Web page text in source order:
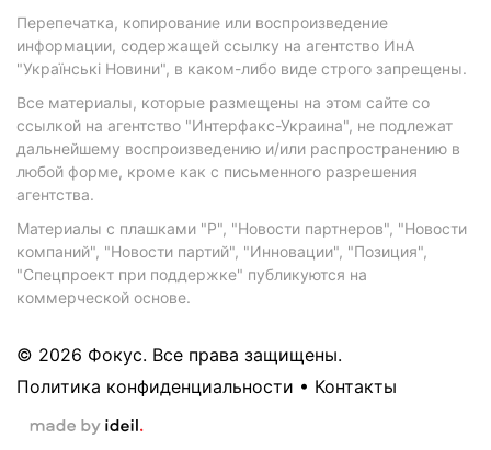
Перепечатка, копирование или воспроизведение
информации, содержащей ссылку на агентство ИнА
"Українські Новини", в каком-либо виде строго запрещены.
Все материалы, которые размещены на этом сайте со
ссылкой на агентство "Интерфакс-Украина", не подлежат
дальнейшему воспроизведению и/или распространению в
любой форме, кроме как с письменного разрешения
агентства.
Материалы с плашками "Р", "Новости партнеров", "Новости
компаний", "Новости партий", "Инновации", "Позиция",
"Спецпроект при поддержке" публикуются на
коммерческой основе.
© 2026 Фокус. Все права защищены.
Политика конфиденциальности • Контакты